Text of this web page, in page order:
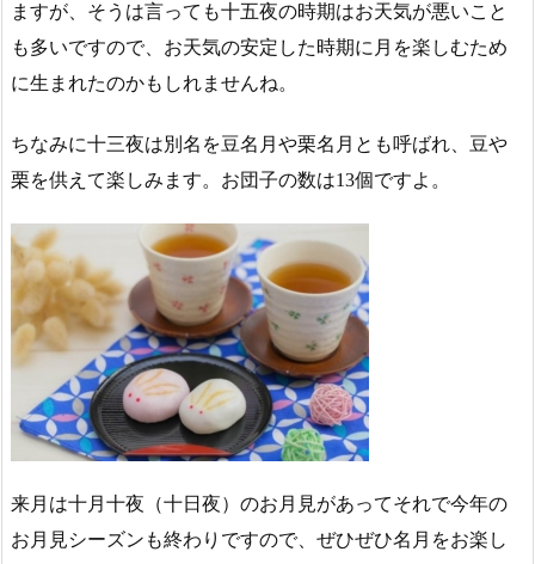
ますが、そうは言っても十五夜の時期はお天気が悪いこと
も多いですので、お天気の安定した時期に月を楽しむため
に生まれたのかもしれませんね。
ちなみに十三夜は別名を豆名月や栗名月とも呼ばれ、豆や
栗を供えて楽しみます。お団子の数は13個ですよ。
来月は十月十夜（十日夜）のお月見があってそれで今年の
お月見シーズンも終わりですので、ぜひぜひ名月をお楽し